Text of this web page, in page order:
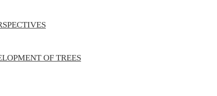
OF TREES